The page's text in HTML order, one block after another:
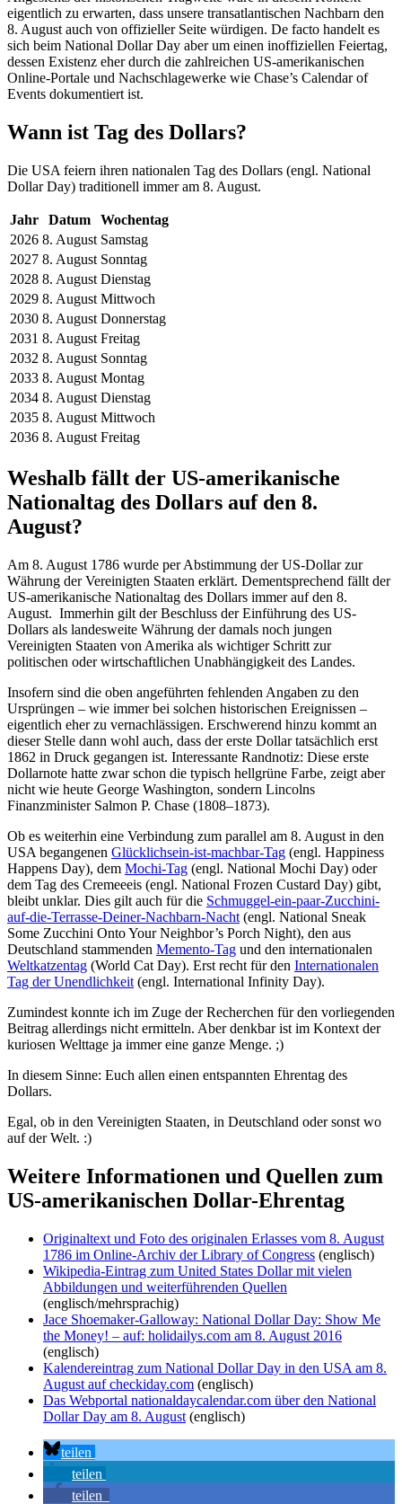
eigentlich zu erwarten, dass unsere transatlantischen Nachbarn den
8. August auch von offizieller Seite würdigen. De facto handelt es
sich beim National Dollar Day aber um einen inoffiziellen Feiertag,
dessen Existenz eher durch die zahlreichen US-amerikanischen
Online-Portale und Nachschlagewerke wie Chase’s Calendar of
Events dokumentiert ist.
Wann ist Tag des Dollars?
Die USA feiern ihren nationalen Tag des Dollars (engl. National
Dollar Day) traditionell immer am 8. August.
Jahr Datum
Wochentag
2026 8. August Samstag
2027 8. August Sonntag
2028 8. August Dienstag
2029 8. August Mittwoch
2030 8. August Donnerstag
2031 8. August Freitag
2032 8. August Sonntag
2033 8. August Montag
2034 8. August Dienstag
2035 8. August Mittwoch
2036 8. August Freitag
Weshalb fällt der US-amerikanische
Nationaltag des Dollars auf den 8.
August?
Am 8. August 1786 wurde per Abstimmung der US-Dollar zur
Währung der Vereinigten Staaten erklärt. Dementsprechend fällt der
US-amerikanische Nationaltag des Dollars immer auf den 8.
August. Immerhin gilt der Beschluss der Einführung des US-
Dollars als landesweite Währung der damals noch jungen
Vereinigten Staaten von Amerika als wichtiger Schritt zur
politischen oder wirtschaftlichen Unabhängigkeit des Landes.
Insofern sind die oben angeführten fehlenden Angaben zu den
Ursprüngen – wie immer bei solchen historischen Ereignissen –
eigentlich eher zu vernachlässigen. Erschwerend hinzu kommt an
dieser Stelle dann wohl auch, dass der erste Dollar tatsächlich erst
1862 in Druck gegangen ist. Interessante Randnotiz: Diese erste
Dollarnote hatte zwar schon die typisch hellgrüne Farbe, zeigt aber
nicht wie heute George Washington, sondern Lincolns
Finanzminister Salmon P. Chase (1808–1873).
Ob es weiterhin eine Verbindung zum parallel am 8. August in den
USA begangenen Glücklichsein-ist-machbar-Tag (engl. Happiness
Happens Day), dem Mochi-Tag (engl. National Mochi Day) oder
dem Tag des Cremeeeis (engl. National Frozen Custard Day) gibt,
bleibt unklar. Dies gilt auch für die Schmuggel-ein-paar-Zucchini-
auf-die-Terrasse-Deiner-Nachbarn-Nacht (engl. National Sneak
Some Zucchini Onto Your Neighbor’s Porch Night), den aus
Deutschland stammenden Memento-Tag und den internationalen
Weltkatzentag (World Cat Day). Erst recht für den Internationalen
Tag der Unendlichkeit (engl. International Infinity Day).
Zumindest konnte ich im Zuge der Recherchen für den vorliegenden
Beitrag allerdings nicht ermitteln. Aber denkbar ist im Kontext der
kuriosen Welttage ja immer eine ganze Menge. ;)
In diesem Sinne: Euch allen einen entspannten Ehrentag des
Dollars.
Egal, ob in den Vereinigten Staaten, in Deutschland oder sonst wo
auf der Welt. :)
Weitere Informationen und Quellen zum
US-amerikanischen Dollar-Ehrentag
Originaltext und Foto des originalen Erlasses vom 8. August
1786 im Online-Archiv der Library of Congress (englisch)
Wikipedia-Eintrag zum United States Dollar mit vielen
Abbildungen und weiterführenden Quellen
(englisch/mehrsprachig)
Jace Shoemaker-Galloway: National Dollar Day: Show Me
the Money! – auf: holidailys.com am 8. August 2016
(englisch)
Kalendereintrag zum National Dollar Day in den USA am 8.
August auf checkiday.com (englisch)
Das Webportal nationaldaycalendar.com über den National
Dollar Day am 8. August (englisch)
teilen
teilen
teilen